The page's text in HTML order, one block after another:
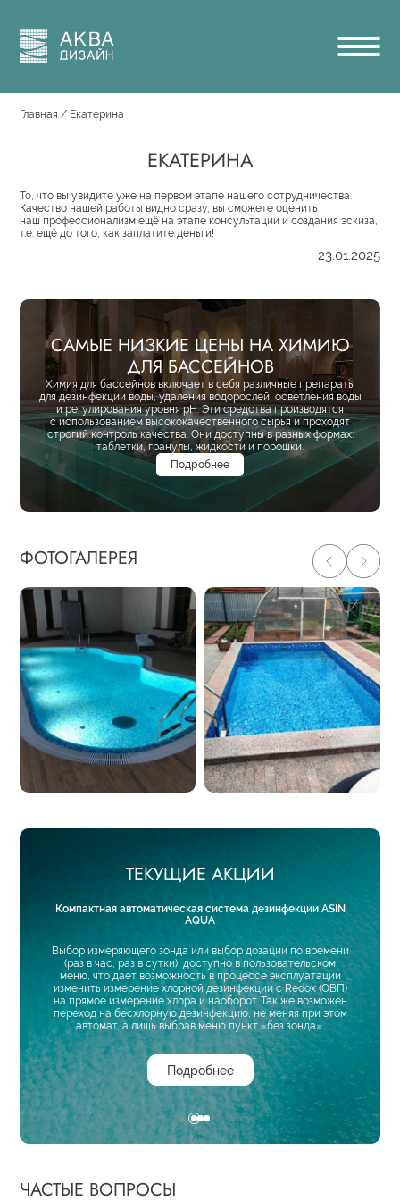
Основная
навигация
основному
содержанию
Строка
Главная Екатерина
ЕКАТЕРИНА
То, что вы увидите уже на первом этапе нашего сотрудничества.
Качество нашей работы видно сразу, вы сможете оценить
наш профессионализм ещё на этапе консультации и создания эскиза,
т.е. ещё до того, как заплатите деньги!
23.01.2025
САМЫЕ НИЗКИЕ ЦЕНЫ НА ХИМИЮ
ДЛЯ БАССЕЙНОВ
Химия для бассейнов включает в себя различные препараты
для дезинфекции воды, удаления водорослей, осветления воды
и регулирования уровня pH. Эти средства производятся
с использованием высококачественного сырья и проходят
строгий контроль качества. Они доступны в разных формах:
таблетки, гранулы, жидкости и порошки.
Подробнее
ФОТОГАЛЕРЕЯ
ТЕКУЩИЕ АКЦИИ
Компактная автоматическая система дезинфекции ASIN
AQUA
Выбор измеряющего зонда или выбор дозации по времени
(раз в час, раз в сутки), доступно в пользовательском
меню, что дает возможность в процессе эксплуатации
изменить измерение хлорной дезинфекции с Redox (ОВП)
на прямое измерение хлора и наоборот. Так же возможен
переход на бесхлорную дезинфекцию, не меняя при этом
автомат, а лишь выбрав меню пункт «без зонда».
Подробнее
ЧАСТЫЕ ВОПРОСЫ